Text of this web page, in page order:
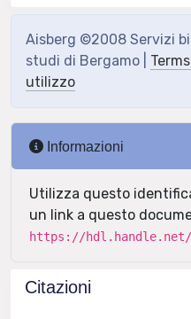
Aisberg ©2008 Servizi
studi di Bergamo |
utilizzo
Informazioni
Utilizza questo
un link a questo
https://hdl.handle.net/
Citazioni